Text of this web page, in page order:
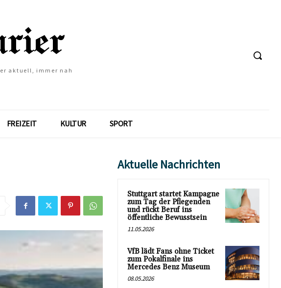
aktuell, immer nah
FREIZEIT KULTUR SPORT
Aktuelle Nachrichten
Stuttgart startet Kampagne
zum Tag der Pflegenden
und rückt Beruf ins
öffentliche Bewusstsein
11.05.2026
VfB lädt Fans ohne Ticket
zum Pokalfinale ins
Mercedes Benz Museum
08.05.2026